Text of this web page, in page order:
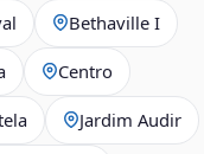
Bethaville I
Centro
Jardim Audir